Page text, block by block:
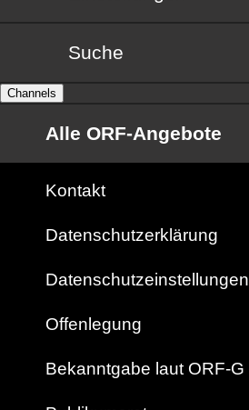
Suche
Channels
Alle ORF-Angebote
Kontakt
Datenschutzerklärung
Datenschutzeinstellungen
Offenlegung
Bekanntgabe laut ORF-G